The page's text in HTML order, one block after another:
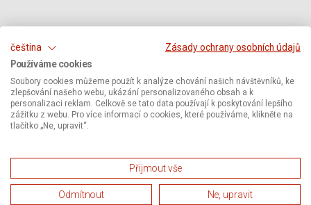
čeština
Zásady ochrany osobních údajů
Používáme cookies
Soubory cookies můžeme použít k analýze chování našich návštěvníků, ke
zlepšování našeho webu, ukázání personalizovaného obsah a k
personalizaci reklam. Celkově se tato data používají k poskytování lepšího
zážitku z webu. Pro více informací o cookies, které používáme, klikněte na
tlačítko „Ne, upravit“.
Přijmout vše
Odmítnout Ne, upravit